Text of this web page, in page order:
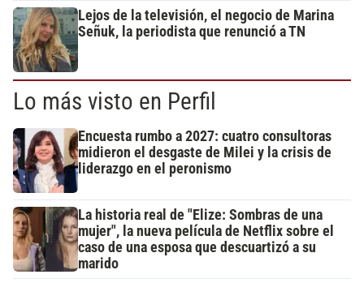
Lejos de la televisión, el negocio de Marina
Señuk, la periodista que renunció a TN
Lo más visto en Perfil
Encuesta rumbo a 2027: cuatro consultoras
midieron el desgaste de Milei y la crisis de
liderazgo en el peronismo
La historia real de "Elize: Sombras de una
mujer", la nueva película de Netflix sobre el
caso de una esposa que descuartizó a su
marido